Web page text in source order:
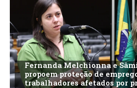
Fernanda Melchionna e
propoem proteção de
trabalhadores afetados por